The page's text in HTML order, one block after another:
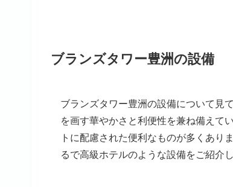
ブランズタワー豊洲の設備
ブランズタワー豊洲の設備について見
を画す華やかさと利便性を兼ね備えて
トに配慮された便利なものが多くあり
るで高級ホテルのような設備をご紹介し